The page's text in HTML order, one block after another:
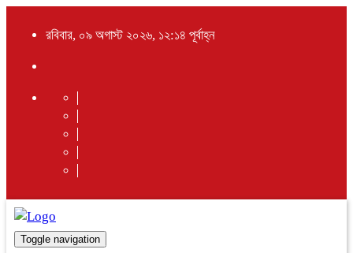
রবিবার, ০৯ অগাস্ট ২০২৬, ১২:১৪ পূর্বাহ্ন
Toggle navigation